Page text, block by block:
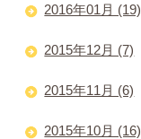
2016年01月 (19)
2015年12月 (7)
2015年11月 (6)
2015年10月 (16)